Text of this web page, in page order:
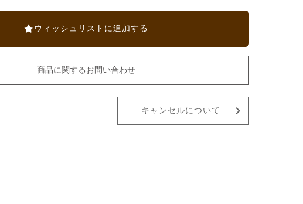
ウィッシュリストに追加する
商品に関するお問い合わせ
キャンセルについて